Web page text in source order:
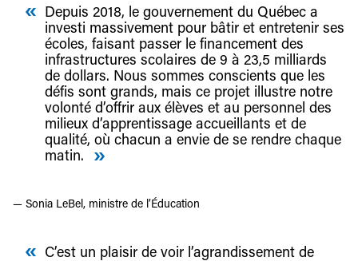
Depuis 2018, le gouvernement du Québec a
investi massivement pour bâtir et entretenir ses
écoles, faisant passer le financement des
infrastructures scolaires de 9 à 23,5 milliards
de dollars. Nous sommes conscients que les
défis sont grands, mais ce projet illustre notre
volonté d’offrir aux élèves et au personnel des
milieux d’apprentissage accueillants et de
qualité, où chacun a envie de se rendre chaque
matin.
— Sonia LeBel, ministre de l’Éducation
C’est un plaisir de voir l’agrandissement de